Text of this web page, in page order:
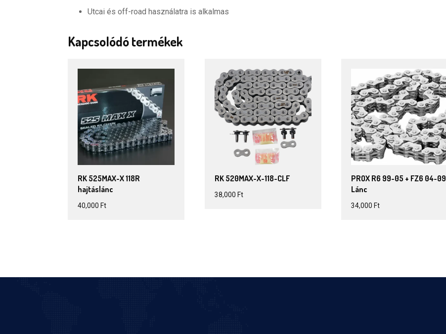
Utcai és off-road használatra is alkalmas
Kapcsolódó termékek
RK 525MAX-X 118R
hajtáslánc
40,000 Ft
RK 520MAX-X-118-CLF
38,000 Ft
PROX R6 99-05 + FZ6 04-09
Lánc
34,000 Ft